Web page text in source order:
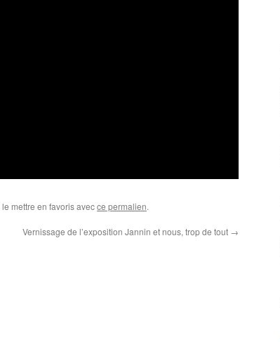
mettre en favoris avecce permalien.
Vernissage de l’exposition Jannin et nous, trop de tout →